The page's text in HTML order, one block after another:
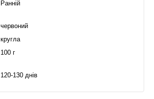
Ранній
червоний
кругла
100 г
120-130 днів